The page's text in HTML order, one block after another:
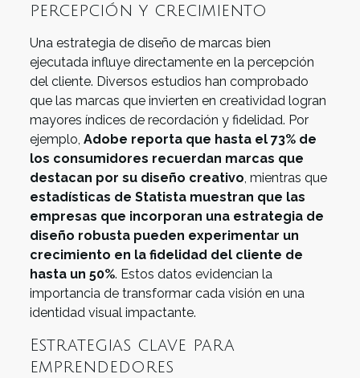
percepción y crecimiento
Una estrategia de diseño de marcas bien
ejecutada influye directamente en la percepción
del cliente. Diversos estudios han comprobado
que las marcas que invierten en creatividad logran
mayores índices de recordación y fidelidad. Por
ejemplo, Adobe reporta que hasta el 73% de
los consumidores recuerdan marcas que
destacan por su diseño creativo , mientras que
estadísticas de Statista muestran que las
empresas que incorporan una estrategia de
diseño robusta pueden experimentar un
crecimiento en la fidelidad del cliente de
hasta un 50%. Estos datos evidencian la
importancia de transformar cada visión en una
identidad visual impactante.
Estrategias clave para
emprendedores